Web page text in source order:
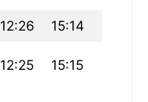
12:26 15:14
12:25 15:15